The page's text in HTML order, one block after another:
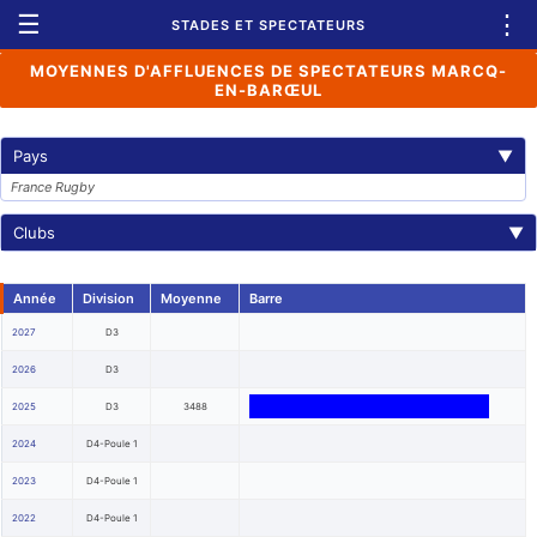
☰ STADES ET SPECTATEURS ⋮
MOYENNES D'AFFLUENCES DE SPECTATEURS MARCQ-
EN-BARŒUL
Pays ▼
France Rugby
Clubs ▼
Année Division Moyenne Barre
2027 D3
2026 D3
2025 D3 3488
2024 D4-Poule 1
2023 D4-Poule 1
2022 D4-Poule 1